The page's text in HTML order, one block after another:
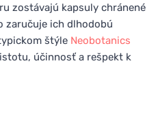
zostávajú kapsuly chránené
zaručuje ich dlhodobú
štýle Neobotanics
účinnosť a rešpekt k